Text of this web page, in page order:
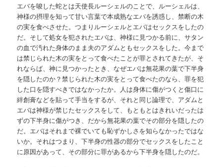
エバを唆した蛇とは天使長ルーシェルのことで、ルーシェルは、
神様の摂理を知って甘い言葉で本成熟なエバを誘惑し、禁断の木
の実を食べさせた。つまりルーシェルとエバはセックスをしたの
だ。そして処女を犯されたエバは、神様に見つかる前に、サタン
の血で汚れた身体のまま夫のアダムともセックスをした。今まで
は禁じられた木の実をとって食べたことが罪とされてきたが、そ
れならば、神に見つかったとき、なぜエバは無花果の葉で下半身
を隠したのか？禁じられた木の実をとって食べたのなら、罪を犯
した口を隠すべきではなかったか。人は身体に傷がつくと傷口に
絆創膏などを貼って手当をするが、それと同じ論理で、アダムと
エバは神様が禁じたセックスをして、もともとはきれいだったは
ずの下半身に傷がつき、だから無花果の葉でその部分を隠したの
だ。エバはそれまで裸でいても恥ずかしさを知らなかったではな
いか。それはつまり、下半身の性器の部分でセックスをしたこと
に原因があって、その部分に罪があるから下半身を隠したのだ。